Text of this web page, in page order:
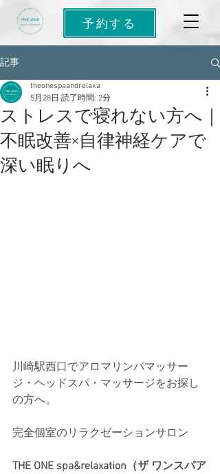
予約する
記事
ストレスで寝れない方へ｜
不眠改善×自律神経ケアで
深い眠りへ
theonespaandrelaxa
5月28日 読了時間: 2分
川崎駅西口でアロマリンパマッサー
ジ・ヘッドスパ・マッサージをお探し
の方へ。
完全個室のリラクゼーションサロン
THE ONE spa&relaxation（ザ ワンスパア